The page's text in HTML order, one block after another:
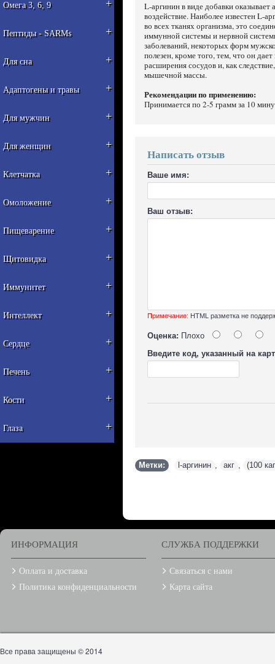
Омега 3, 6, 9 +
Пептиды - SARMs +
Для сна +
Адаптогены и травы +
Для мужчин +
Для женщин +
Клетчатка +
Омоложение +
Пищеварение +
Щитовидка +
Иммунитет +
Интеллект +
Сердце +
Печень +
Кости +
Глаза +
L-аргинин в виде добавки
воздействие. Наиболее известен L-
во всех тканях организма, это
иммунной системы и нервной
заболеваний, некоторых форм
полезен, кроме того, тем, что он
расширения сосудов и, как
мышечной массы.
Рекомендации по применению:
Принимается по 2-5 грамм за 10
Написать отзыв
Ваше имя:
Ваш отзыв:
Примечание: HTML разметка не
Оценка: Плохо
Введите код, указанный на
Метки: l-аргинин , акг , (100
ИНФОРМАЦИЯ
Оплата и доставка
Политика конфиденциальности
СЛУЖБА ПОДДЕРЖКИ
Связаться с нами
Карта сайта
Все права защищены © 2014